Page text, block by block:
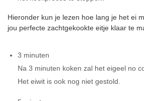
Hieronder kun je lezen hoe lang je het ei
jou perfecte zachtgekookte eitje klaar te
3 minuten
Na 3 minuten koken zal het eigeel no
Het eiwit is ook nog niet gestold.